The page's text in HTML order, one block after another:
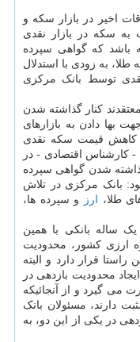
اخیر در بازار سکه و
سکه در بازار نقدی
باشد که گواهی سپرده
به زودی با استدلال
توسط بانک مرکزی
کنار گذاشته شدن
بها دادن به بازارهای
کاهش قیمت سکه نقدی
- کارشناس اقتصادی - در
شدن گواهی سپرده
بانک مرکزی در تلاش
طلا،
ارز
و سپرده ها،
ساله بانکی با همین
ارزی کشور، محدودیت
قرار دارد و البته
محدودیت بازدهی در
می گیرد و از آنجائیکه
دارند، مسئولان بانک
در یکی از این دو، به